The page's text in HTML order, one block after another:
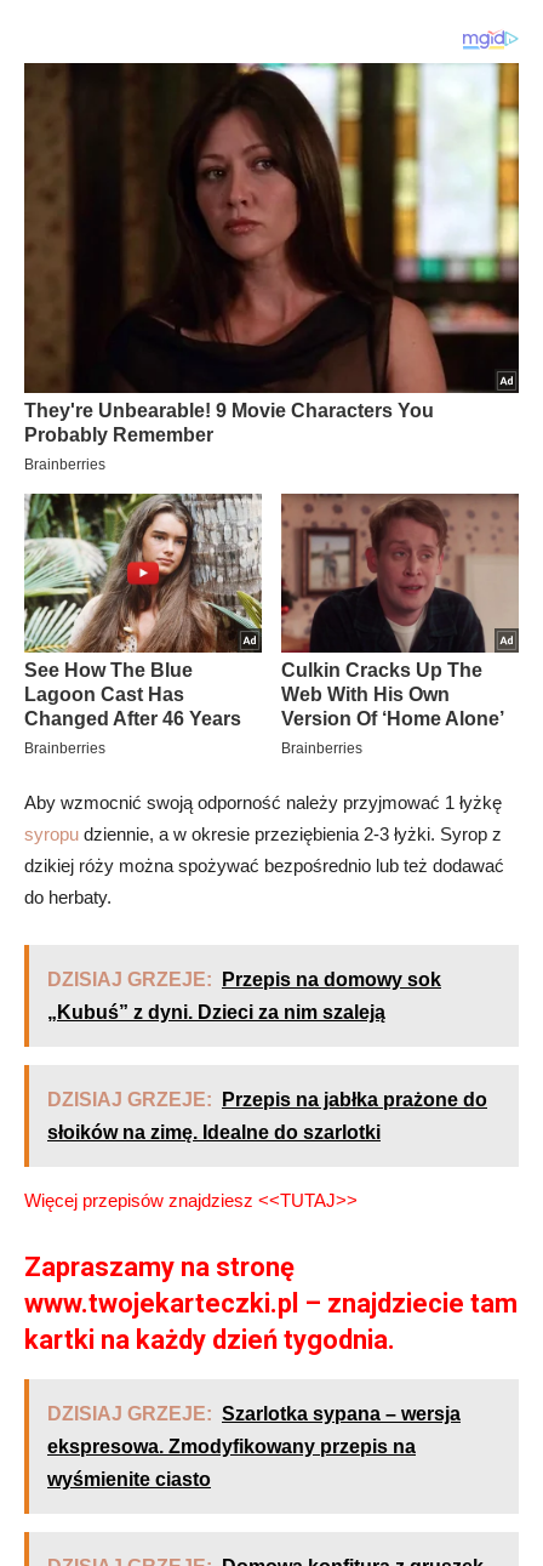
Aby wzmocnić swoją odporność należy przyjmować 1 łyżkę
syropu dziennie, a w okresie przeziębienia 2-3 łyżki. Syrop z
dzikiej róży można spożywać bezpośrednio lub też dodawać
do herbaty.
DZISIAJ GRZEJE:
Przepis na domowy sok
„Kubuś” z dyni. Dzieci za nim szaleją
DZISIAJ GRZEJE:
Przepis na jabłka prażone do
słoików na zimę. Idealne do szarlotki
Więcej przepisów znajdziesz <<TUTAJ>>
Zapraszamy na stronę
www.twojekarteczki.pl – znajdziecie tam
kartki na każdy dzień tygodnia.
DZISIAJ GRZEJE: Szarlotka sypana – wersja
ekspresowa. Zmodyfikowany przepis na
wyśmienite ciasto